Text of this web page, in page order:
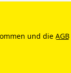
und die AGB